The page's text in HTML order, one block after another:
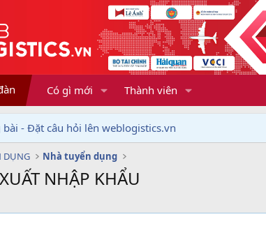
Có gì mới Thành viên
- Đặt câu hỏi lên weblogistics.vn
DỤNG Nhà tuyển dụng
NHẬP KHẨU